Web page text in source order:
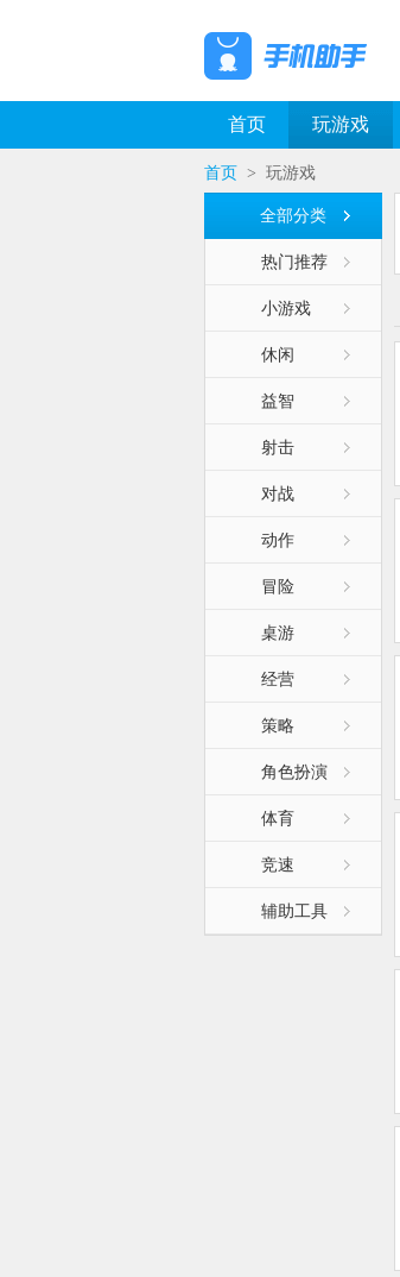
首页 玩游戏
首页 > 玩游戏
全部分类
热门推荐
小游戏
休闲
益智
射击
对战
动作
冒险
桌游
经营
策略
角色扮演
体育
竞速
辅助工具